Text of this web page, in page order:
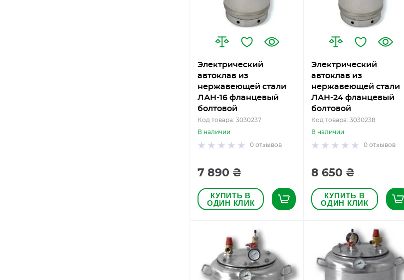
Электрический
автоклав из
нержавеющей стали
ЛАН-16 фланцевый
болтовой
Код товара: 3030237
В наличии
0 отзывов
7 890 ₴
КУПИТЬ В
ОДИН КЛИК
Электрический
автоклав из
нержавеющей стали
ЛАН-24 фланцевый
болтовой
Код товара: 3030238
В наличии
0отзывов
8 650 ₴
КУПИТЬ В
ОДИН КЛИК